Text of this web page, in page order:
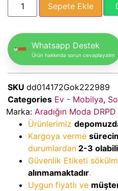
Sepete Ekle
Whatsapp Destek
Ürün hakkında sorun cevaplayalım
SKU dd014172Gok222989
Categories Ev - Mobilya,
Marka: Aradığın Moda DRPD
Ürünlerimiz
Kargoya verme
durumlardan 2-3
Güvenlik Etiketi
alınmamaktadır.
Uygun fiyatlı ve